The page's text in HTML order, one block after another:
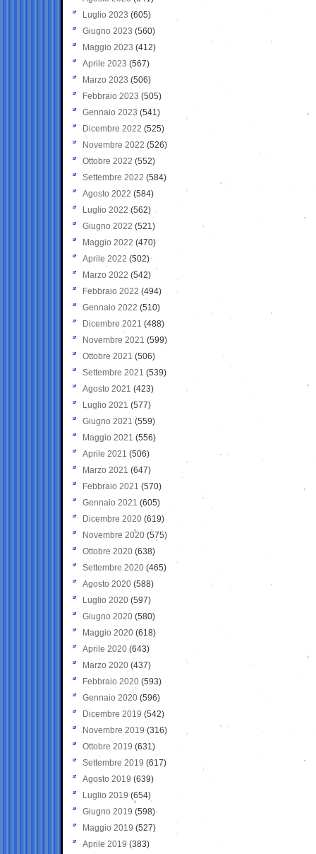
Luglio 2023 (605)
Giugno 2023 (560)
Maggio 2023 (412)
Aprile 2023 (567)
Marzo 2023 (506)
Febbraio 2023 (505)
Gennaio 2023 (541)
Dicembre 2022 (525)
Novembre 2022 (526)
Ottobre 2022 (552)
Settembre 2022 (584)
Agosto 2022 (584)
Luglio 2022 (562)
Giugno 2022 (521)
Maggio 2022 (470)
Aprile 2022 (502)
Marzo 2022 (542)
Febbraio 2022 (494)
Gennaio 2022 (510)
Dicembre 2021 (488)
Novembre 2021 (599)
Ottobre 2021 (506)
Settembre 2021 (539)
Agosto 2021 (423)
Luglio 2021 (577)
Giugno 2021(559)
Maggio 2021 (556)
Aprile 2021 (506)
Marzo 2021 (647)
Febbraio 2021 (570)
Gennaio 2021 (605)
Dicembre 2020 (619)
Novembre 2020 (575)
Ottobre 2020 (638)
Settembre 2020(465)
Agosto 2020 (588)
Luglio 2020 (597)
Giugno 2020 (580)
Maggio 2020 (618)
Aprile 2020 (643)
Marzo 2020 (437)
Febbraio 2020 (593)
Gennaio 2020 (596)
Dicembre 2019 (542)
Novembre 2019 (316)
Ottobre 2019 (631)
Settembre 2019 (617)
Agosto 2019 (639)
Luglio 2019 (654)
Giugno 2019 (598)
Maggio 2019 (527)
Aprile 2019 (383)